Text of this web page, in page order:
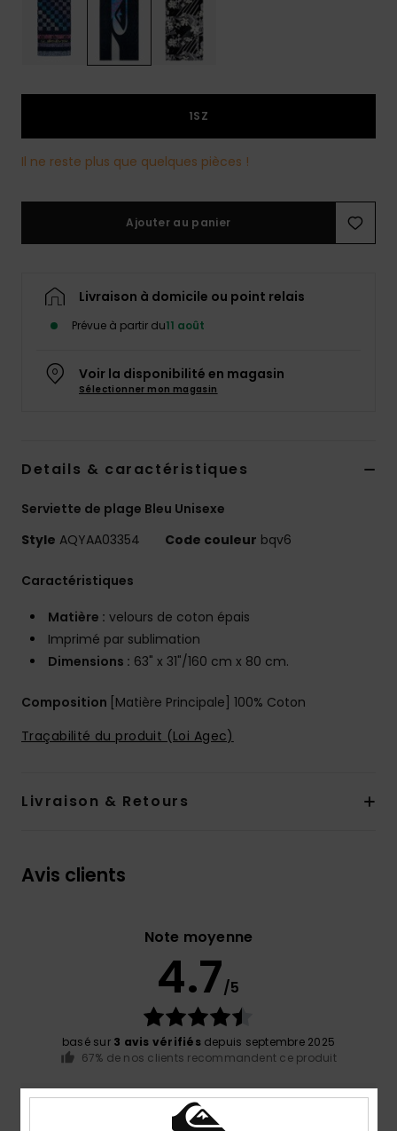
questions
les plus
fréquentes
Consulter
la FAQ
1SZ
Il ne reste plus que quelques pièces !
Ajouter au panier
Livraison à domicile ou point relais
Prévue à partir du11 août
Voir la disponibilité en magasin
Sélectionner mon magasin
Details & caractéristiques
Serviette de plage Bleu Unisexe
Style AQYAA03354 Code couleur bqv6
Caractéristiques
Matière : velours de coton épais
Imprimé par sublimation
Dimensions : 63" x 31"/160 cm x 80 cm.
Composition [Matière Principale] 100% Coton
Traçabilité du produit (Loi Agec)
Livraison & Retours
Avis clients
Note moyenne
4.7/5
basé sur 3 avis vérifiésdepuis septembre 2025
67% de nos clients recommandent ce produit
Rapport qualité / prix